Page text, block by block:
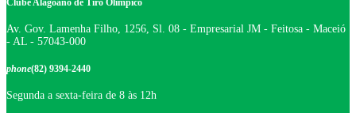
Clube Alagoano de Tiro Olímpico
Av. Gov. Lamenha Filho, 1256, Sl. 08 - Empresarial JM - Feitosa - Maceió
- AL - 57043-000
phone(82) 9394-2440
Segunda a sexta-feira de 8 às 12h